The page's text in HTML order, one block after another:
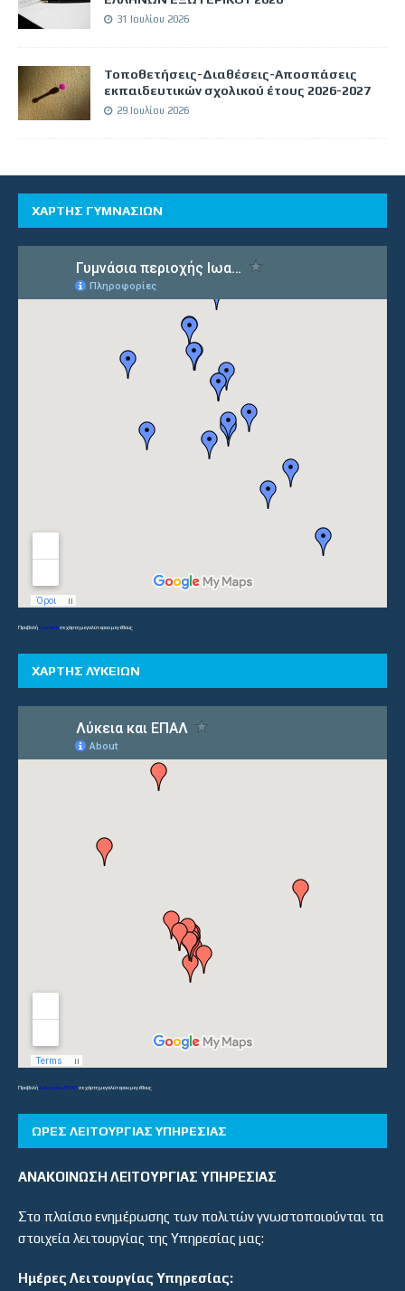
31 Ιουλίου 2026
Τοποθετήσεις-Διαθέσεις-Αποσπάσεις
εκπαιδευτικών σχολικού έτους 2026-2027
29 Ιουλίου 2026
ΧΑΡΤΗΣ ΓΥΜΝΑΣΙΩΝ
ΠροβολήΓυμνάσιασε χάρτη μεγαλύτερου μεγέθους
ΧΑΡΤΗΣ ΛΥΚΕΙΩΝ
ΠροβολήΛύκεια και ΕΠΑΛσε χάρτη μεγαλύτερου μεγέθους
ΏΡΕΣ ΛΕΙΤΟΥΡΓΊΑΣ ΥΠΗΡΕΣΊΑΣ
ΑΝΑΚΟΙΝΩΣΗ ΛΕΙΤΟΥΡΓΙΑΣ ΥΠΗΡΕΣΙΑΣ
Στο πλαίσιο ενημέρωσης των πολιτών γνωστοποιούνται τα
στοιχεία λειτουργίας της Υπηρεσίας μας:
Ημέρες Λειτουργίας Υπηρεσίας: